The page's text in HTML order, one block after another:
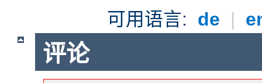
可用语言: de |
评论